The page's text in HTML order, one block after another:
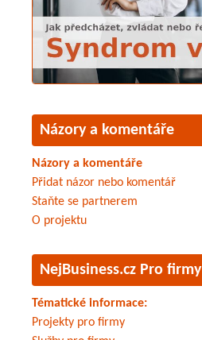
Názory a komentáře
Názory a komentáře
Přidat názor nebo komentář
Staňte se partnerem
O projektu
NejBusiness.cz Pro firmy
Tématické informace:
Projekty pro firmy